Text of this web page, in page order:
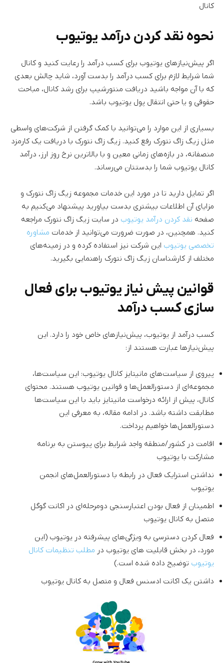
کانال
نحوه نقد کردن درآمد یوتیوب
اگر پیش‌نیازهای یوتیوب برای کسب درآمد را رعایت کنید و کانال
شما شرایط لازم برای کسب درآمد را بدست آورد، شاید چالش بعدی
که با آن مواجه باشید دریافت منتورشیپ برای رشد کانال، مباحث
حقوقی و یا حتی انتقال پول یوتیوب باشد.
بسیاری از این موارد را می‌توانید با کمک گرفتن از شرکت‌های واسطی
مثل زیگ زاگ نتورک رفع کنید. زیگ زاگ نتورک با دریافت یک کارمزد
منصفانه، در بازه‌های زمانی معین و با بالاترین نرخ روز ارز، درآمد
کانال یوتیوب شما را بدستتان می‌رساند.
اگر تمایل دارید تا در مورد این خدمات مجموعه زیگ زاگ نتورک و
مزایای آن اطلاعات بیشتری بدست بیاورید پیشنهاد می‌کنیم به
صفحه نقد کردن درآمد یوتیوب در سایت زیگ زاگ نتورک مراجعه
کنید. همچنین، در صورت ضرورت می‌توانید از خدمات مشاوره
تخصصی یوتیوب این شرکت نیز استفاده کرده و در زمینه‌های
مختلف از کارشناسان زیگ زاگ نتورک راهنمایی بگیرید.
قوانین پیش نیاز یوتیوب برای فعال
سازی کسب درآمد
کسب درآمد از یوتیوب، پیش‌نیازهای خاص خود را دارد. این
پیش‌نیازها عبارت هستند از:
پیروی از سیاست‌های مانیتایز کانال یوتیوب: این سیاست‌ها،
مجموعه‌ای از دستورالعمل‌ها و قوانین یوتیوب هستند. محتوای
کانال، پیش از ارائه درخواست مانیتایز باید با این سیاست‌ها
مطابقت داشته باشد. در ادامه مقاله، به معرفی این
دستورالعمل‌ها خواهیم پرداخت.
اقامت در کشور/منطقه واجد شرایط برای پیوستن به برنامه
مشارکت با یوتیوب
نداشتن استرایک فعال در رابطه با دستورالعمل‌های انجمن
یوتیوب
اطمینان از فعال بودن اعتبارسنجی دومرحله‌ای در اکانت گوگل
متصل به کانال یوتیوب
فعال کردن دسترسی به ویژگی‌های پیشرفته در یوتیوب (این
مورد، در بخش قابلیت های یوتیوب در مطلب تنظیمات کانال
یوتیوب توضیح داده شده است.)
داشتن یک اکانت ادسنس فعال و متصل به کانال یوتیوب